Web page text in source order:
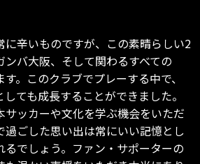
に辛いものですが、この素晴らしい2
バ大阪、そして関わるすべての
。このクラブでプレーする中で、
ても成長することができました。
ッカーや文化を学ぶ機会をいただ
過ごした思い出は常にいい記憶とし
るでしょう。ファン・サポーターの